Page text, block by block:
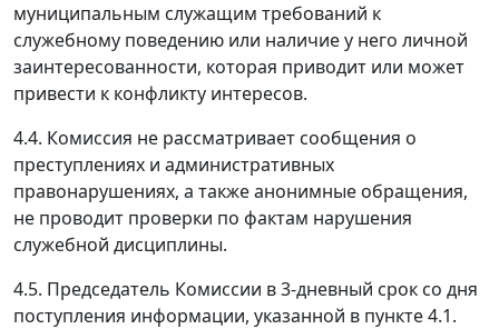
муниципальным служащим требований к
служебному поведению или наличие у него личной
заинтересованности, которая приводит или может
привести к конфликту интересов.
4.4. Комиссия не рассматривает сообщения о
преступлениях и административных
правонарушениях, а также анонимные обращения,
не проводит проверки по фактам нарушения
служебной дисциплины.
4.5. Председатель Комиссии в 3-дневный срок со дня
поступления информации, указанной в пункте 4.1.